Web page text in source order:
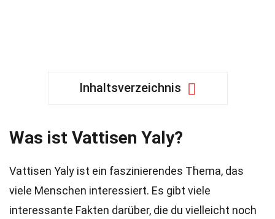
Inhaltsverzeichnis
Was ist Vattisen Yaly?
Vattisen Yaly ist ein faszinierendes Thema, das
viele Menschen interessiert. Es gibt viele
interessante Fakten darüber, die du vielleicht noch